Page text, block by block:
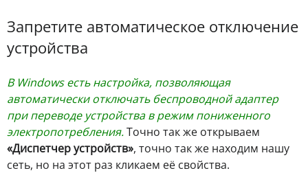
Запретите автоматическое отключение
устройства
В Windows есть настройка, позволяющая
автоматически отключать беспроводной адаптер
при переводе устройства в режим пониженного
электропотребления.Точно так же открываем
«Диспетчер устройств», точно так же находим нашу
сеть, но на этот раз кликаем её свойства.